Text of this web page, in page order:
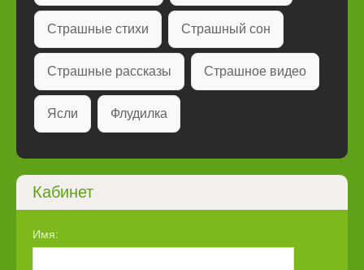
Страшные стихи Страшный сон
Страшные рассказы Страшное видео
Ясли Флудилка
Кабинет
Имя: